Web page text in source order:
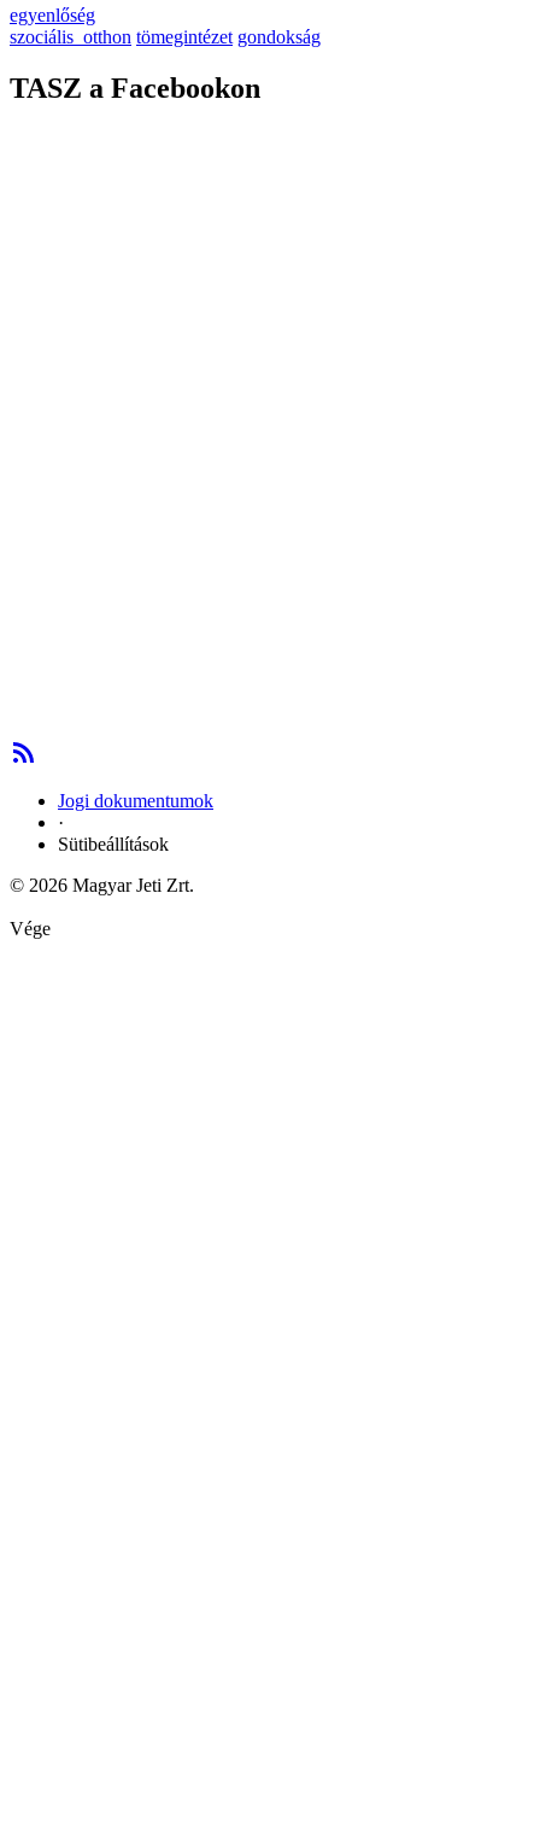
egyenlőség
szociális_otthon tömegintézet gondokság
TASZ a Facebookon
Jogi dokumentumok
·
Sütibeállítások
© 2026 Magyar Jeti Zrt.
Vége